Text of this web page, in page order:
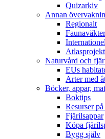
Quizarkiv
Annan
Regionalt
Atlasprojekt
Naturvård och
EUs
Arter med
Böcker, appar,
Boktips
Resurser
Fjärilsappar
Köpa
Bygg själv